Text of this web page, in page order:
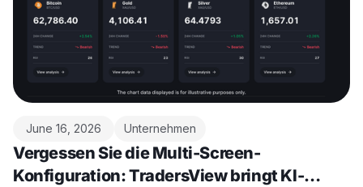
June 16, 2026 Unternehmen
Vergessen Sie die Multi-Screen-
Konfiguration: TradersView bringt KI-